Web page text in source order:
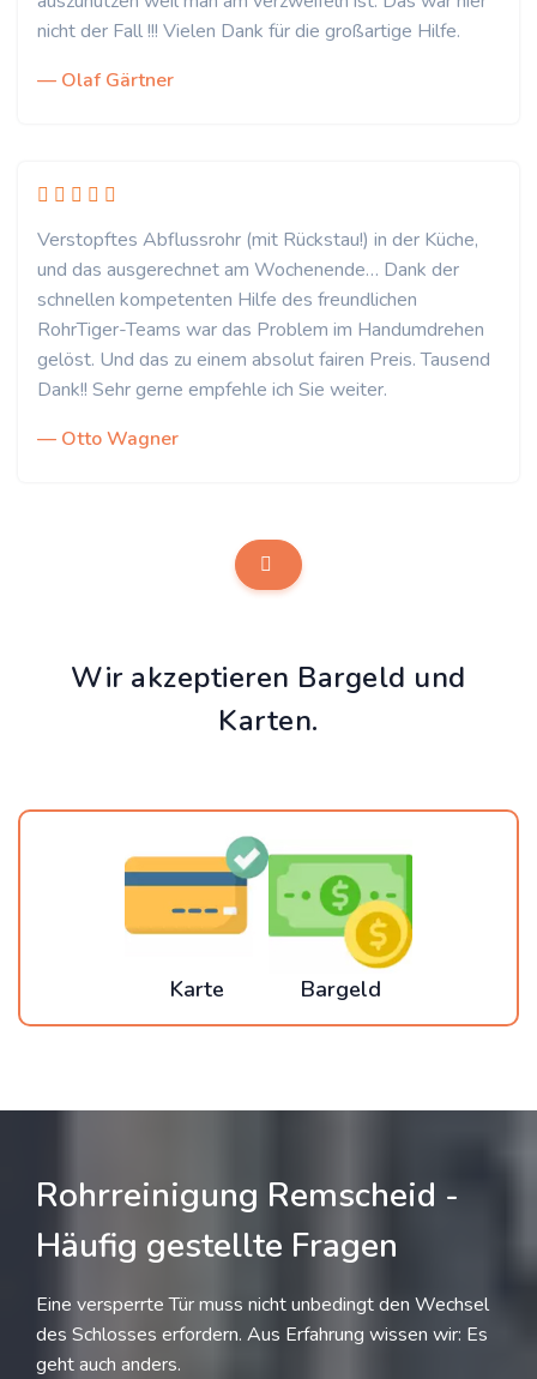
nicht der Fall !!! Vielen Dank für die großartige Hilfe.
— Olaf Gärtner
Verstopftes Abflussrohr (mit Rückstau!) in der Küche,
und das ausgerechnet am Wochenende… Dank der
schnellen kompetenten Hilfe des freundlichen
RohrTiger-Teams war das Problem im Handumdrehen
gelöst. Und das zu einem absolut fairen Preis. Tausend
Dank!! Sehr gerne empfehle ich Sie weiter.
— Otto Wagner
Wir akzeptieren Bargeld und
Karten.
Karte Bargeld
Rohrreinigung Remscheid -
Häufig gestellte Fragen
Eine versperrte Tür muss nicht unbedingt den Wechsel
des Schlosses erfordern. Aus Erfahrung wissen wir: Es
geht auch anders.